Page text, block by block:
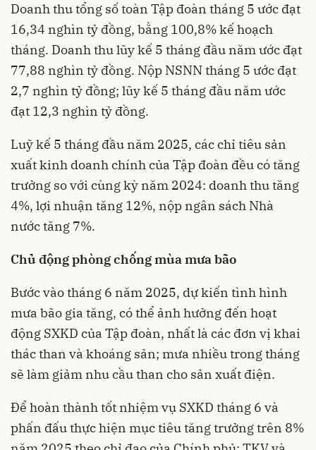
Doanh thu tổng số toàn Tập đoàn tháng 5 ước đạt
16,34 nghìn tỷ đồng, bằng 100,8% kế hoạch
tháng. Doanh thu lũy kế 5 tháng đầu năm ước đạt
77,88 nghìn tỷ đồng. Nộp NSNN tháng 5 ước đạt
2,7 nghìn tỷ đồng; lũy kế 5 tháng đầu năm ước
đạt 12,3 nghìn tỷ đồng.
Luỹ kế 5 tháng đầu năm 2025, các chỉ tiêu sản
xuất kinh doanh chính của Tập đoàn đều có tăng
trưởng so với cùng kỳ năm 2024: doanh thu tăng
4%, lợi nhuận tăng 12%, nộp ngân sách Nhà
nước tăng 7%.
Chủ động phòng chống mùa mưa bão
Bước vào tháng 6 năm 2025, dự kiến tình hình
mưa bão gia tăng, có thể ảnh hưởng đến hoạt
động SXKD của Tập đoàn, nhất là các đơn vị khai
thác than và khoáng sản; mưa nhiều trong tháng
sẽ làm giảm nhu cầu than cho sản xuất điện.
Để hoàn thành tốt nhiệm vụ SXKD tháng 6 và
phấn đấu thực hiện mục tiêu tăng trưởng trên 8%